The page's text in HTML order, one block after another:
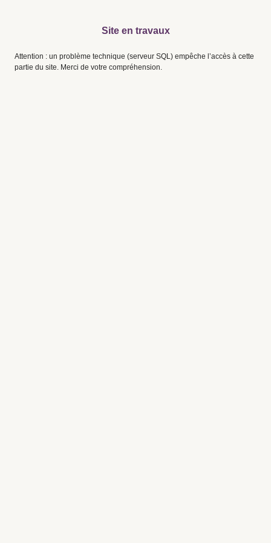
Site en travaux
Attention : un problème technique (serveur SQL) empêche l’accès à cette
partie du site. Merci de votre compréhension.